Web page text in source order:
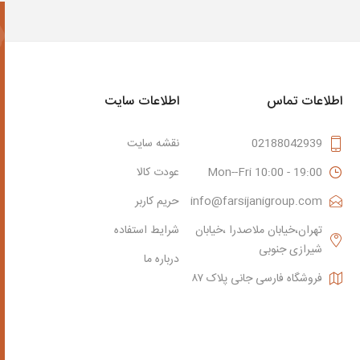
اطلاعات تماس
02188042939
Mon--Fri 10:00 - 19:00
info@farsijanigroup.com
تهران،خیابان ملاصدرا ،خیابان
شیرازی جنوبی
فروشگاه فارسی جانی پلاک ۸۷
اطلاعات سایت
نقشه سایت
عودت کالا
حریم کاربر
شرایط استفاده
درباره ما